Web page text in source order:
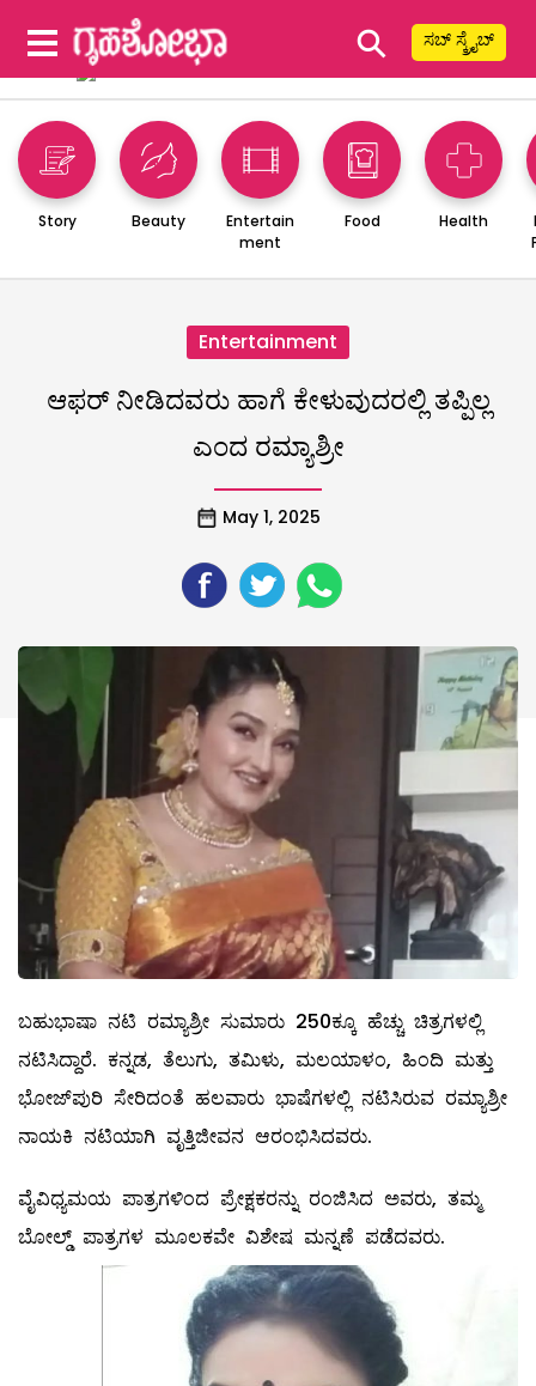
⚲ ಸಬ್ ಸ್ಕ್ರೈಬ್
Story Beauty
Entertain
ment
Food Health
Entertainment
ಆಫರ್‌ ನೀಡಿದವರು ಹಾಗೆ ಕೇಳುವುದರಲ್ಲಿ ತಪ್ಪಿಲ್ಲ
ಎಂದ ರಮ್ಯಾಶ್ರೀ
May 1, 2025
ಬಹುಭಾಷಾ ನಟಿ ರಮ್ಯಾಶ್ರೀ ಸುಮಾರು 250ಕ್ಕೂ ಹೆಚ್ಚು ಚಿತ್ರಗಳಲ್ಲಿ
ನಟಿಸಿದ್ದಾರೆ. ಕನ್ನಡ, ತೆಲುಗು, ತಮಿಳು, ಮಲಯಾಳಂ, ಹಿಂದಿ ಮತ್ತು
ಭೋಜ್‌ಪುರಿ ಸೇರಿದಂತೆ ಹಲವಾರು ಭಾಷೆಗಳಲ್ಲಿ ನಟಿಸಿರುವ ರಮ್ಯಾಶ್ರೀ
ನಾಯಕಿ ನಟಿಯಾಗಿ ವೃತ್ತಿಜೀವನ ಆರಂಭಿಸಿದವರು.
ವೈವಿಧ್ಯಮಯ ಪಾತ್ರಗಳಿಂದ ಪ್ರೇಕ್ಷಕರನ್ನು ರಂಜಿಸಿದ ಅವರು, ತಮ್ಮ
ಬೋಲ್ಡ್ ಪಾತ್ರಗಳ ಮೂಲಕವೇ ವಿಶೇಷ ಮನ್ನಣೆ ಪಡೆದವರು.